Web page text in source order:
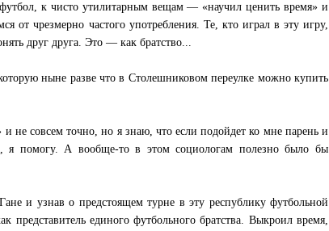
к чисто утилитарным вещам — «научил ценить время» и
от чрезмерно частого употребления. Те, кто играл в эту игру,
друг друга. Это — как братство...
ныне разве что в Столешниковом переулке можно купить
не совсем точно, но я знаю, что если подойдет ко мне парень и
помогу. А вообще-то в этом социологам полезно было бы
и узнав о предстоящем турне в эту республику футбольной
представитель единого футбольного братства. Выкроил время,